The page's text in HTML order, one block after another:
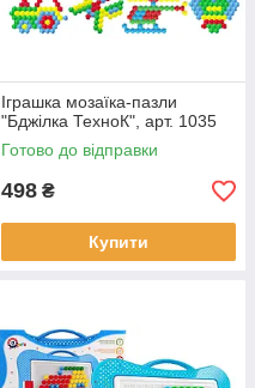
Іграшка мозаїка-пазли
"Бджілка ТехноК", арт. 1035
Готово до відправки
498 ₴
Купити